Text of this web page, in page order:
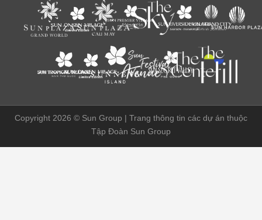
Copyright 2026 © Sun Group | Trang thông tin các dự án thuộc
Tập Đoàn Sun Group